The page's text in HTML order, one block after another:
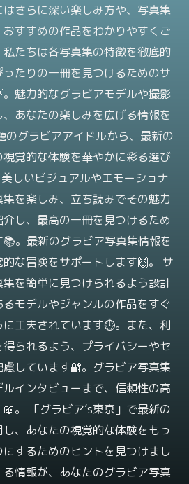
さらに深い楽しみ方や、写真集
すすめの作品をわかりやすくご
たちは各写真集の特徴を徹底的
たりの一冊を見つけるためのサ
魅力的なグラビアモデルや撮影
あなたの楽しみを広げる情報を
のグラビアアイドルから、最新の
覚的な体験を華やかに彩る選び
しいビジュアルやエモーショナ
を楽しみ、立ち読みでその魅力
し、最高の一冊を見つけるため
。最新のグラビア写真集情報を
な冒険をサポートします🙌。 サ
を簡単に見つけられるよう設計
モデルやジャンルの作品をすぐ
に工夫されています⏱️。また、利
られるよう、プライバシーやセ
しています🔐。グラビア写真集
インタビューまで、信頼性の高
。 「グラビア’s東京」で最新の
、あなたの視覚的な体験をもっ
するためのヒントを見つけまし
情報が、あなたのグラビア写真